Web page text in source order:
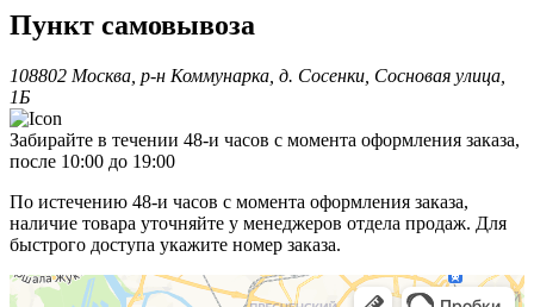
Пункт самовывоза
108802 Москва, р-н Коммунарка, д. Сосенки, Сосновая улица,
1Б
Забирайте в течении 48-и часов с момента оформления заказа,
после 10:00 до 19:00
По истечению 48-и часов с момента оформления заказа,
наличие товара уточняйте у менеджеров отдела продаж. Для
быстрого доступа укажите номер заказа.